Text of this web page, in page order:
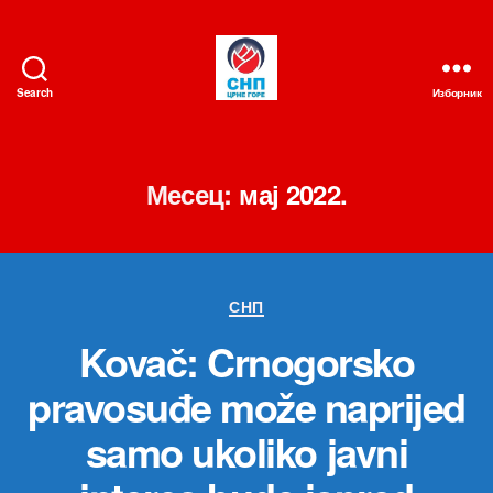
Search Изборник
Месец: мај 2022.
Категорије
СНП
Kovač: Crnogorsko
pravosuđe može naprijed
samo ukoliko javni